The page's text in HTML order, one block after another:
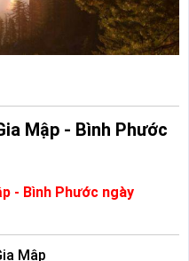
Mập - Bình Phước
- Bình Phước ngày
Mập